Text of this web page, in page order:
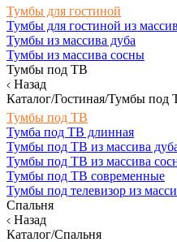
Тумбы для гостиной
Тумбы для гостиной из
Тумбы из массива дуба
Тумбы из массива сосны
Тумбы под ТВ
Назад
Каталог/Гостиная/Тумбы под
Тумбы под ТВ
Тумба под ТВ длинная
Тумбы под ТВ из массива
Тумбы под ТВ из массива
Тумбы под ТВ современные
Тумбы под телевизор из
Спальня
Назад
Каталог/Спальня